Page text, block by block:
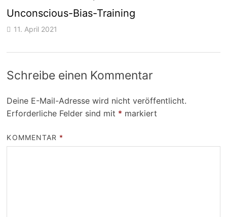
Unconscious-Bias-Training
11. April 2021
Schreibe einen Kommentar
Deine E-Mail-Adresse wird nicht veröffentlicht.
Erforderliche Felder sind mit * markiert
KOMMENTAR *